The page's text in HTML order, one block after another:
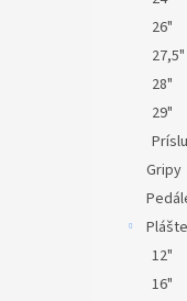
26"
27,5"
28"
29"
Gripy
Plášte
12"
16"